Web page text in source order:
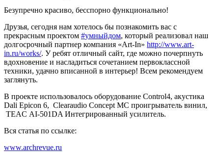
Безупречно красиво, бесспорно функционально!
Друзья, сегодня нам хотелось бы познакомить вас с
прекрасным проектом ‪#‎умныйдом‬, который реализовал наш
долгосрочный партнер компания «Art-In» http://www.art-
in.ru/works/. У ребят отличный сайт, где можно почерпнуть
вдохновение и насладиться сочетанием первоклассной
техники, удачно вписанной в интерьер! Всем рекомендуем
заглянуть.
В проекте использовалось оборудование Control4, акустика
Dali Epicon 6, Clearaudio Concept MC проигрыватель винил,
TEAC AI-501DA Интегрированный усилитель.
Вся статья по ссылке:
www.archrevue.ru